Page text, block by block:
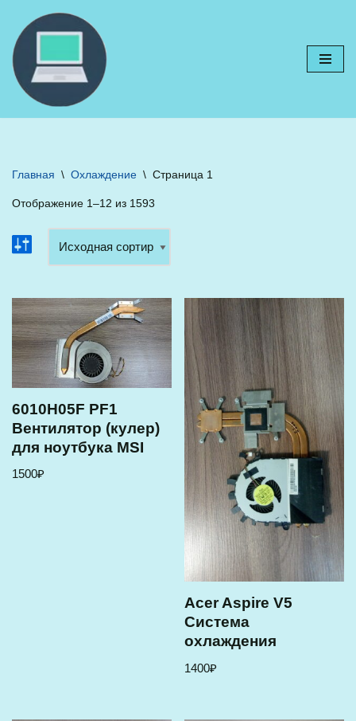
Перейти
к
содержимому
Главная \ Охлаждение \ Страница 1
Отображение 1–12 из 1593
6010H05F PF1
Вентилятор (кулер)
для ноутбука MSI
1500₽
Acer Aspire V5
Система
охлаждения
1400₽